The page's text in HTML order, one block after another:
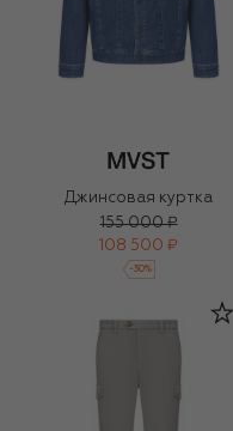
Джинсовая куртка
155 000 ₽
108 500 ₽
-30%